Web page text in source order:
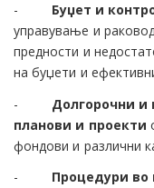
- Буџет и
управување и
предности и
на буџети и
- Долгорочни и
планови и проекти
фондови и различни
- Процедури во